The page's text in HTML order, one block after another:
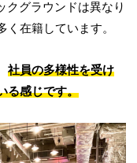
クグラウンドは異なり
く在籍しています。
社員の多様性を受け
る感じです。